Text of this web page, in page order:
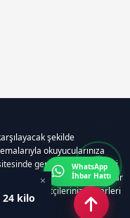
24 kilo
×
şekilde
okuyucularınıza
gerekli tüm modülleri
zamandan tasarruf sağlar
ziyaretçileriniz haberleri
WhatsApp
İhbar Hattı